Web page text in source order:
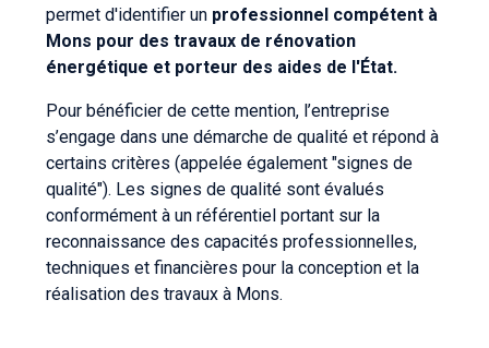
permet d'identifier un professionnel compétent à
Mons pour des travaux de rénovation
énergétique et porteur des aides de l'État.
Pour bénéficier de cette mention, l’entreprise
s’engage dans une démarche de qualité et répond à
certains critères (appelée également "signes de
qualité"). Les signes de qualité sont évalués
conformément à un référentiel portant sur la
reconnaissance des capacités professionnelles,
techniques et financières pour la conception et la
réalisation des travaux à Mons.